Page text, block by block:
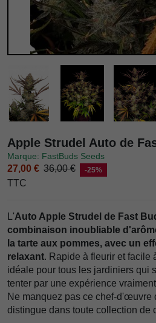
Apple Strudel Auto de
Marque: FastBuds Seeds
27,00 € 36,00 € -25%
TTC
L'Auto Apple Strudel de Fast
combinaison inoubliable
la tarte aux pommes, avec un
relaxant. Rapide à fleurir et facile
idéale pour tous les jardiniers qui
tenter par une expérience
Ne manquez pas ce chef-d'œuvre
distingue dans toute collection de